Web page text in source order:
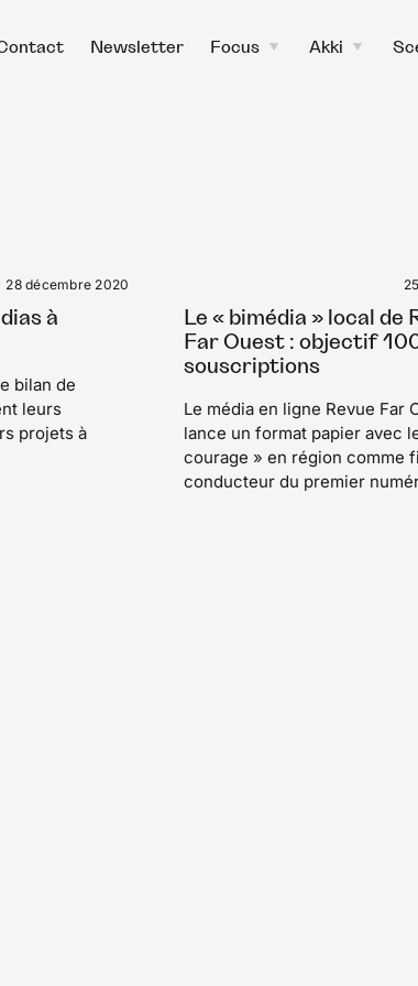
Newsletter Focus
toggle
Akki
toggle
28 décembre 2020
à
bilan de
leurs
projets à
Le « bimédia » local de
Far Ouest : objectif
souscriptions
Le média en ligne Revue Far
lance un format papier avec
courage » en région comme
conducteur du premier